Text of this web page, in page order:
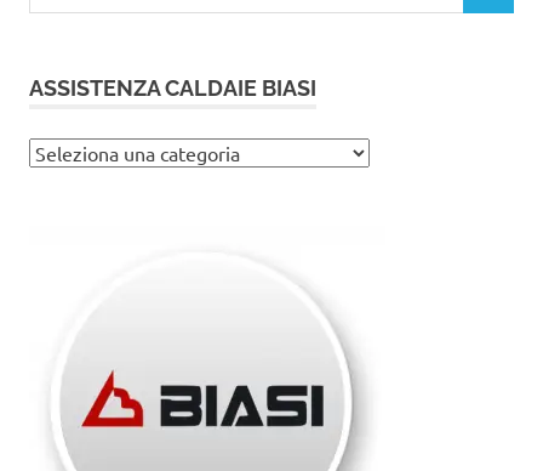
ASSISTENZA CALDAIE BIASI
Assistenza